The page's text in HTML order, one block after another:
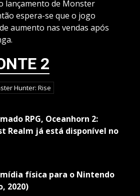
lançamento de Monster
espera-se que o jogo
aumento nas vendas após
2
Hunter: Rise
RPG, Oceanhorn 2:
Realm já está disponível no
física para o Nintendo
2020)